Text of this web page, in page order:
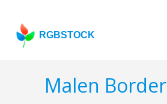
RGBSTOCK
Malen Border